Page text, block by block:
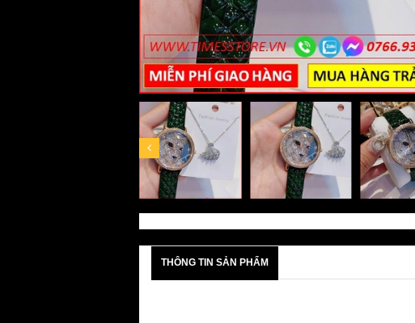
THÔNG TIN SẢN PHẨM